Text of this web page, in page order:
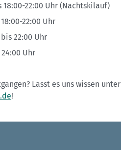
22:00 Uhr (Nachtskilauf)
22:00 Uhr
22:00 Uhr
Uhr
Lasst es uns wissen unter
!